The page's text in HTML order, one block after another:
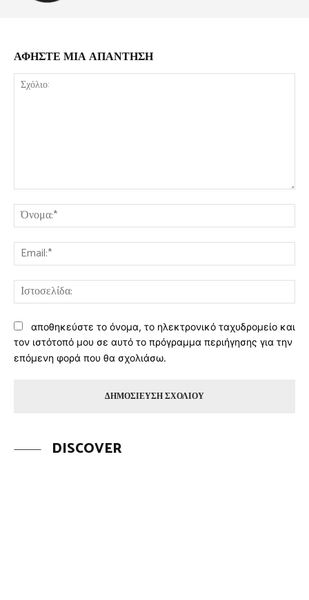
ΑΦΗΣΤΕ ΜΙΑ ΑΠΑΝΤΗΣΗ
αποθηκεύστε το όνομα, το ηλεκτρονικό ταχυδρομείο και
τον ιστότοπό μου σε αυτό το πρόγραμμα περιήγησης για την
επόμενη φορά που θα σχολιάσω.
DISCOVER